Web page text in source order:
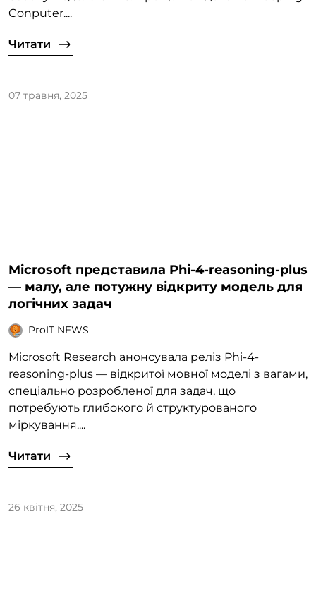
Conputer....
Читати
07 травня, 2025
Microsoft представила Phi-4-reasoning-plus
— малу, але потужну відкриту модель для
логічних задач
ProIT NEWS
Microsoft Research анонсувала реліз Phi-4-
reasoning-plus — відкритої мовної моделі з вагами,
спеціально розробленої для задач, що
потребують глибокого й структурованого
міркування....
Читати
26 квітня, 2025